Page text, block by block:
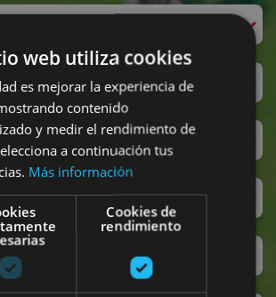
web utiliza cookies
es mejorar la experiencia de
contenido
y medir el rendimiento de
a continuación tus
Más información
Cookies de
rendimiento